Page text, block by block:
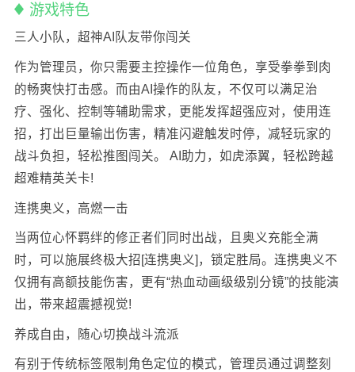
游戏特色
三人小队，超神AI队友带你闯关
作为管理员，你只需要主控操作一位角色，享受拳拳到肉
的畅爽快打击感。而由AI操作的队友，不仅可以满足治
疗、强化、控制等辅助需求，更能发挥超强应对，使用连
招，打出巨量输出伤害，精准闪避触发时停，减轻玩家的
战斗负担，轻松推图闯关。 AI助力，如虎添翼，轻松跨越
超难精英关卡!
连携奥义，高燃一击
当两位心怀羁绊的修正者们同时出战，且奥义充能全满
时，可以施展终极大招[连携奥义]，锁定胜局。连携奥义不
仅拥有高额技能伤害，更有“热血动画级级别分镜”的技能演
出，带来超震撼视觉!
养成自由，随心切换战斗流派
有别于传统标签限制角色定位的模式，管理员通过调整刻